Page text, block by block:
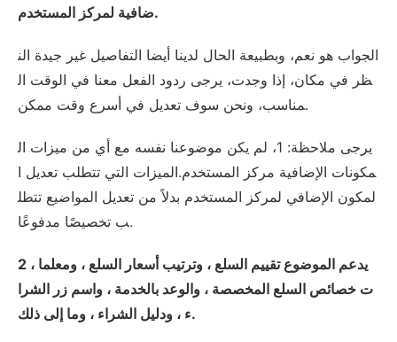
ضافية لمركز المستخدم.
الجواب هو نعم، وبطبيعة الحال لدينا أيضا التفاصيل غير جيدة الن
ظر في مكان، إذا وجدت، يرجى ردود الفعل معنا في الوقت ال
مناسب، ونحن سوف تعديل في أسرع وقت ممكن.
يرجى ملاحظة: 1، لم يكن موضوعنا نفسه مع أي من ميزات ال
مكونات الإضافية مركز المستخدم.الميزات التي تتطلب تعديل ا
لمكون الإضافي لمركز المستخدم بدلاً من تعديل المواضيع تتطل
ب تخصيصًا مدفوعًا.
2 ، يدعم الموضوع تقييم السلع ، وترتيب أسعار السلع ، ومعلما
ت خصائص السلع المخصصة ، والوعد بالخدمة ، واسم زر الشرا
ء ، ودليل الشراء ، وما إلى ذلك.